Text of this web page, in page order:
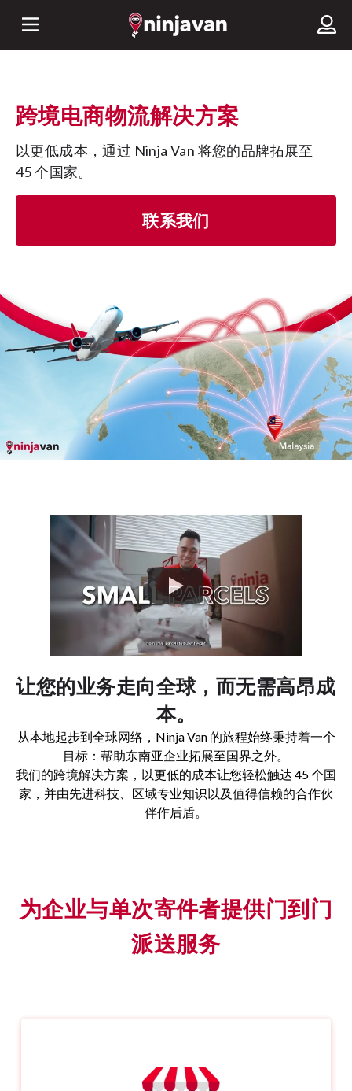
跨境电商物流解决方案
以更低成本，通过 Ninja Van 将您的品牌拓展至
45 个国家。
联系我们
让您的业务走向全球，而无需高昂成
本。
从本地起步到全球网络，Ninja Van 的旅程始终秉持着一个
目标：帮助东南亚企业拓展至国界之外。
我们的跨境解决方案，以更低的成本让您轻松触达 45 个国
家，并由先进科技、区域专业知识以及值得信赖的合作伙
伴作后盾。
为企业与单次寄件者提供门到门
派送服务